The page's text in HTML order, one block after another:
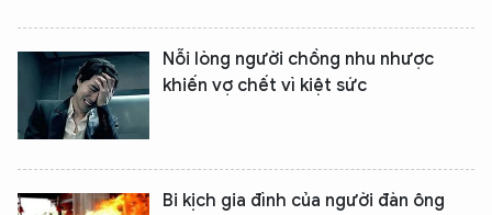
Nỗi lòng người chồng nhu nhược
khiến vợ chết vì kiệt sức
Bi kịch gia đình của người đàn ông